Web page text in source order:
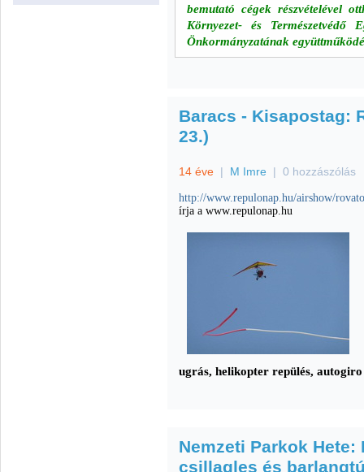
bemutató cégek részvételével
Környezet- és Természetvédő
Önkormányzatának
Baracs - Kisapostag:
23.)
14 éve | M Imre | 0 hozzászólás
http://www.repulonap.hu/airshow/
írja a www.repulonap.hu
ugrás, helikopter repülés,
Nemzeti Parkok
csillagles és